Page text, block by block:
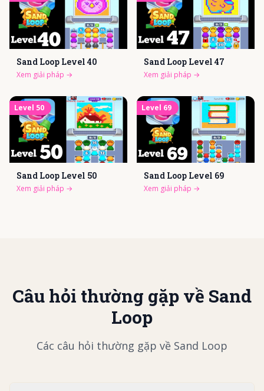
Sand Loop Level40
Xem giải pháp →
Sand Loop Level47
Xem giải pháp →
Level 50
Sand Loop Level 50
Xem giải pháp →
Level 69
Sand Loop Level 69
Xem giải pháp →
Câu hỏi thường gặp về Sand
Loop
Các câu hỏi thường gặp về Sand Loop